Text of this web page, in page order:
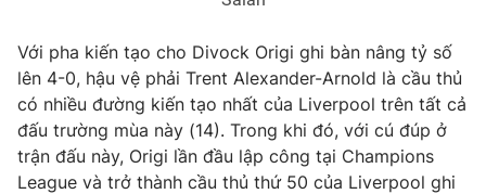
Video Shorts video
VTV Money VTV Thể thao
Với pha kiến tạo cho Divock Origi ghi bàn nâng tỷ số
lên 4-0, hậu vệ phải Trent Alexander-Arnold là cầu thủ
có nhiều đường kiến tạo nhất của Liverpool trên tất cả
đấu trường mùa này (14). Trong khi đó, với cú đúp ở
trận đấu này, Origi lần đầu lập công tại Champions
League và trở thành cầu thủ thứ 50 của Liverpool ghi